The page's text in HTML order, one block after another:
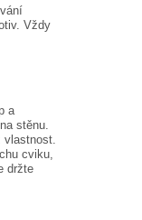
Vždy
a
stěnu.
cviku,
držte